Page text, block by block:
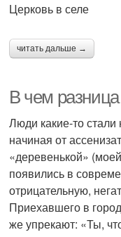
Церковь в селе
читать дальше →
В чем
Люди какие-то
начиная от
«деревенькой»
появились в
отрицательную,
Приехавшего в
же упрекают: «Ты,